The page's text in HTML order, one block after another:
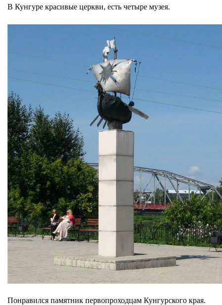
В Кунгуре красивые церкви, есть четыре музея.
Понравился памятник первопроходцам Кунгурского края.